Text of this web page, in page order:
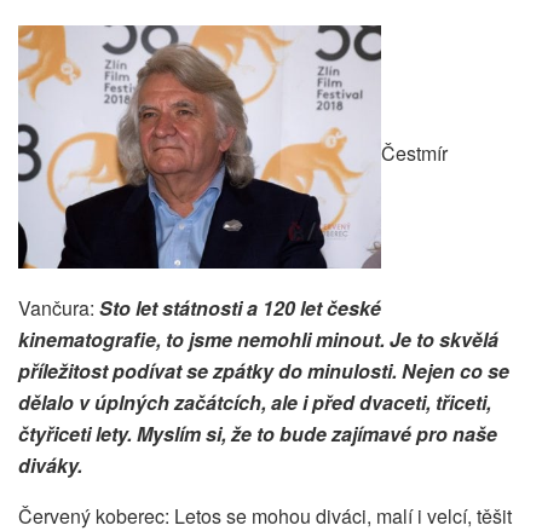
Čestmír
Vančura: Sto let státnosti a 120 let české
kinematografie, to jsme nemohli minout. Je to skvělá
příležitost podívat se zpátky do minulosti. Nejen co se
dělalo v úplných začátcích, ale i před dvaceti, třiceti,
čtyřiceti lety. Myslím si, že to bude zajímavé pro naše
diváky.
Červený koberec: Letos se mohou diváci, malí i velcí, těšit